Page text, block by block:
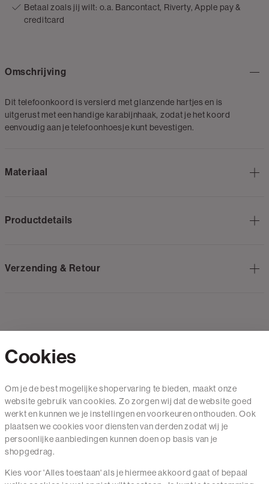
Betaal zoals jij wilt: o.a. Bancontact, Riverty, Apple pay &
creditcard
Omschrijving
Dit telefoonkoord is versierd met glanzende hartjes en is
uitgerust met een handige karabijnhaak, zodat je het koord
eenvoudig aan je telefoonhoesje kunt bevestigen.
Materiaal
Productdetails
Verzending & Retour
Mail ons
020 - 3412 650
Van maandag t/m vrijdag van 8.30 uur tot 18.00 uur.
Service
Cookies
Om je de best mogelijke shopervaring te bieden, maakt onze
website gebruik van cookies. Zo zorgen wij dat de website goed
werkt en kunnen we je instellingen en voorkeuren onthouden. Ook
plaatsen we cookies voor diensten van derden zodat wij je
persoonlijke aanbiedingen kunnen doen op basis van je
shopgedrag.
Kies voor 'Alles toestaan' als je hiermee akkoord gaat of bepaal